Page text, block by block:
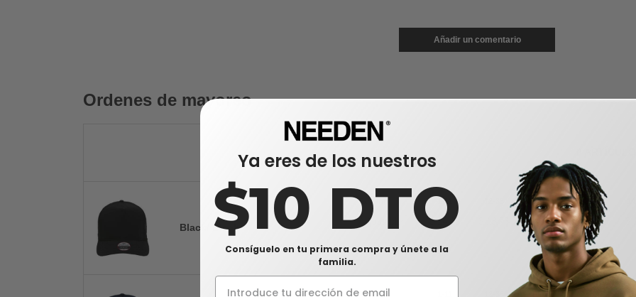
Añadir un comentario
Ordenes de mayoreo
Black/ Black
Tamaño 1-11 36-71 72-143
Adjustable $14.18 $ 13.34 $12.92
Tamaño 36-71
Ya eres de los nuestros
$10 DTO
Consíguelo en tu primera compra y únete a la
familia.